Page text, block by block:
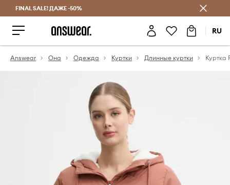
FINAL SALE! ДАЖЕ -50%
RU
Answear Она Одежда Куртки Длинные куртки Куртка